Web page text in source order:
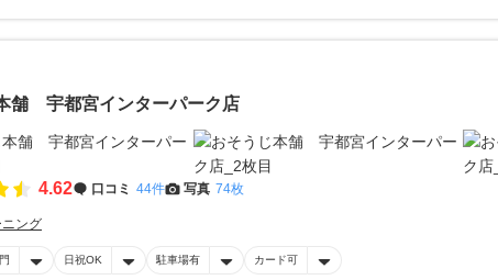
舗 宇都宮インターパーク店
4.62 口コミ 44件 写真 74枚
ング
日祝OK 駐車場有 カード可